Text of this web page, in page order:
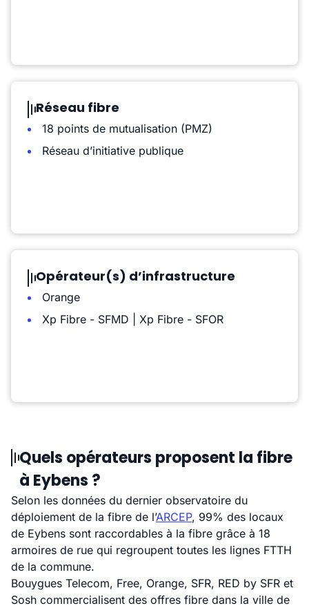
Réseau fibre
18 points de mutualisation (PMZ)
Réseau d’initiative publique
Opérateur(s) d’infrastructure
Orange
Xp Fibre - SFMD | Xp Fibre - SFOR
Quels opérateurs proposent la fibre
à Eybens ?
Selon les données du dernier observatoire du
déploiement de la fibre de l’ARCEP, 99% des locaux
de Eybens sont raccordables à la fibre grâce à 18
armoires de rue qui regroupent toutes les lignes FTTH
de la commune.
Bouygues Telecom, Free, Orange, SFR, RED by SFR et
Sosh commercialisent des offres fibre dans la ville de